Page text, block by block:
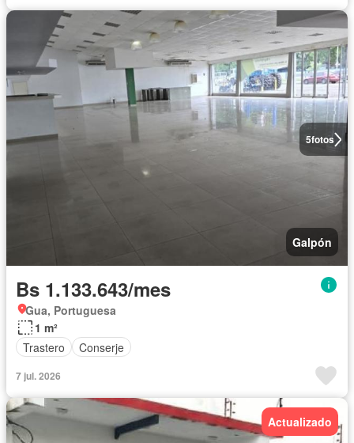
5fotos
Galpón
Bs 1.133.643/mes
Gua, Portuguesa
1 m²
Trastero
Conserje
7 jul. 2026
Actualizado